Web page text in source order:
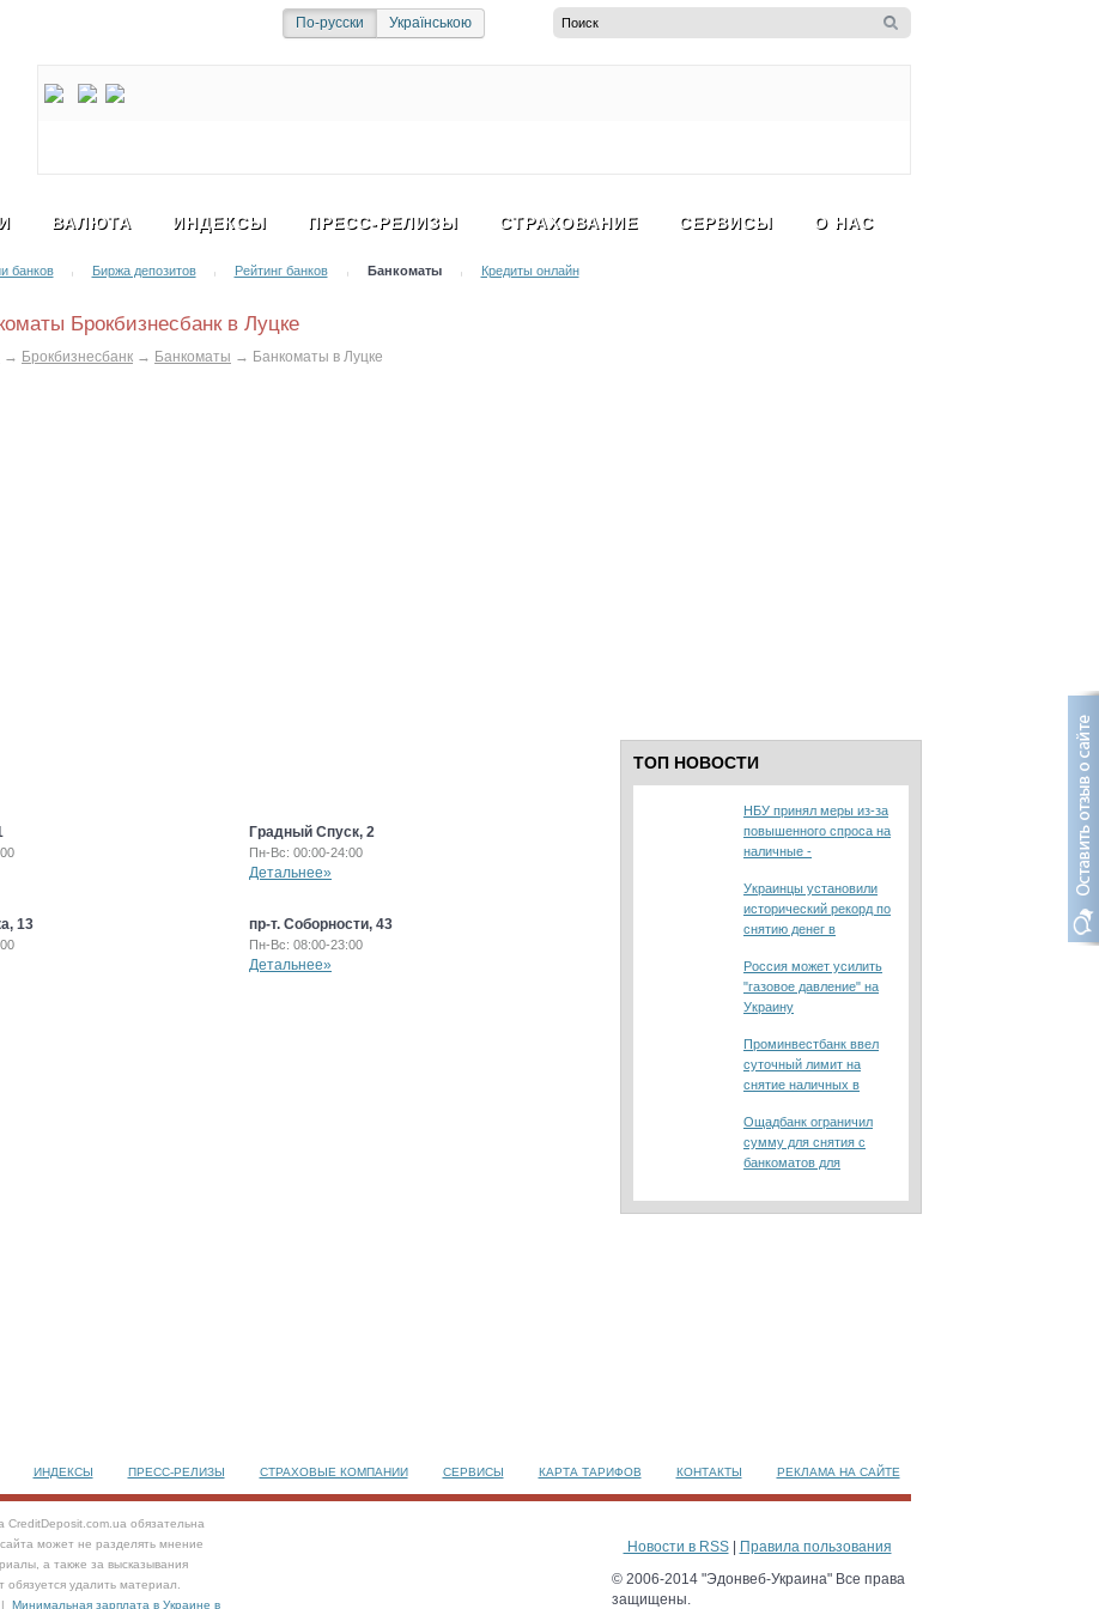
По-русски Українською
ВАЛЮТА ИНДЕКСЫ ПРЕСС-РЕЛИЗЫ СТРАХОВАНИЕ СЕРВИСЫ О НАС
банков | Биржа депозитов | Рейтинг банков | Банкоматы | Кредиты онлайн
Брокбизнесбанк в Луцке
→ Брокбизнесбанк → Банкоматы → Банкоматы в Луцке
Градный Спуск, 2
Пн-Вс: 00:00-24:00
Детальнее»
13 пр-т. Соборности, 43
Пн-Вс: 08:00-23:00
Детальнее»
ТОП НОВОСТИ
НБУ принял меры из-за
повышенного спроса на
наличные -
Украинцы установили
исторический рекорд по
снятию денег в
Россия может усилить
"газовое давление" на
Украину
Проминвестбанк ввел
суточный лимит на
снятие наличных в
Ощадбанк ограничил
сумму для снятия с
банкоматов для
ИНДЕКСЫ ПРЕСС-РЕЛИЗЫ СТРАХОВЫЕ КОМПАНИИ СЕРВИСЫ КАРТА ТАРИФОВ КОНТАКТЫ РЕКЛАМА НА САЙТЕ
обязательна
может не разделять мнение
а также за высказывания
удалить материал.
| Минимальная зарплата в Украине в
Новости в RSS|
Правила пользования
© 2006-2014 "Эдонвеб-Украина" Все права
защищены.